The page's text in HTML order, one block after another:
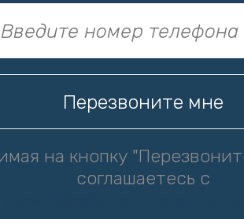
на кнопку
соглашаетесь с